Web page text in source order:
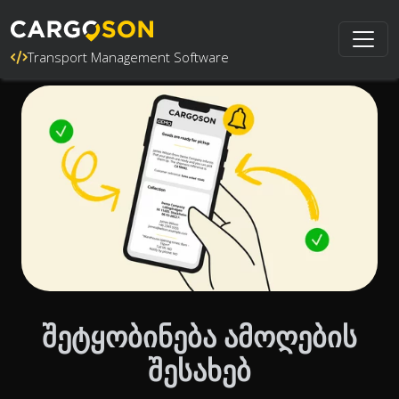
Transport Management Software
შეტყობინება ამოღების
შესახებ